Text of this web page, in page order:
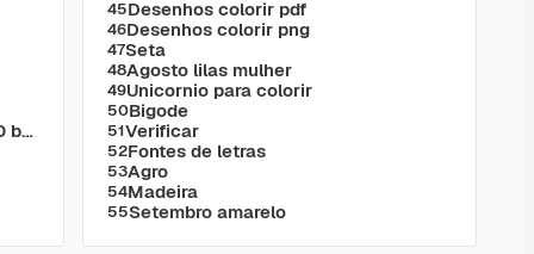
Papel parede hd 4k pc 1920x1080 baixar
45Desenhos colorir pdf
46Desenhos colorir png
47Seta
48Agosto lilas mulher
49Unicornio para colorir
50Bigode
51Verificar
52Fontes de letras
53Agro
54Madeira
55Setembro amarelo